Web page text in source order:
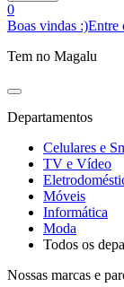
0
Boas vindas :)Entre
Tem no Magalu
Departamentos
Celulares e
TV e Vídeo
Móveis
Informática
Moda
Todos os
Nossas marcas e